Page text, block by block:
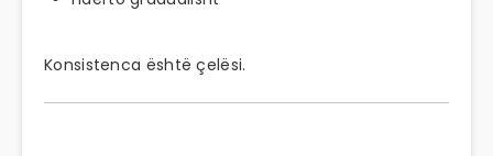
Konsistenca është çelësi.